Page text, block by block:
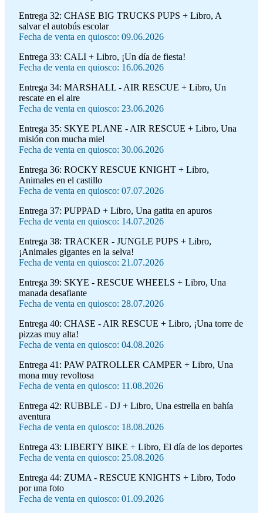
Entrega 32: CHASE BIG TRUCKS PUPS + Libro, A
salvar el autobús escolar
Fecha de venta en quiosco: 09.06.2026
Entrega 33: CALI + Libro, ¡Un día de fiesta!
Fecha de venta en quiosco: 16.06.2026
Entrega 34: MARSHALL - AIR RESCUE + Libro, Un
rescate en el aire
Fecha de venta en quiosco: 23.06.2026
Entrega 35: SKYE PLANE - AIR RESCUE + Libro, Una
misión con mucha miel
Fecha de venta en quiosco: 30.06.2026
Entrega 36: ROCKY RESCUE KNIGHT + Libro,
Animales en el castillo
Fecha de venta en quiosco: 07.07.2026
Entrega 37: PUPPAD + Libro, Una gatita en apuros
Fecha de venta en quiosco: 14.07.2026
Entrega 38: TRACKER - JUNGLE PUPS + Libro,
¡Animales gigantes en la selva!
Fecha de venta en quiosco: 21.07.2026
Entrega 39: SKYE - RESCUE WHEELS + Libro, Una
manada desafiante
Fecha de venta en quiosco: 28.07.2026
Entrega 40: CHASE - AIR RESCUE + Libro, ¡Una torre de
pizzas muy alta!
Fecha de venta en quiosco: 04.08.2026
Entrega 41: PAW PATROLLER CAMPER + Libro, Una
mona muy revoltosa
Fecha de venta en quiosco: 11.08.2026
Entrega 42: RUBBLE - DJ + Libro, Una estrella en bahía
aventura
Fecha de venta en quiosco: 18.08.2026
Entrega 43: LIBERTY BIKE + Libro, El día de los deportes
Fecha de venta en quiosco: 25.08.2026
Entrega 44: ZUMA - RESCUE KNIGHTS + Libro, Todo
por una foto
Fecha de venta en quiosco: 01.09.2026